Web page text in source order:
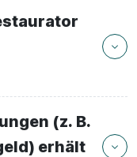
(z. B.
erhält